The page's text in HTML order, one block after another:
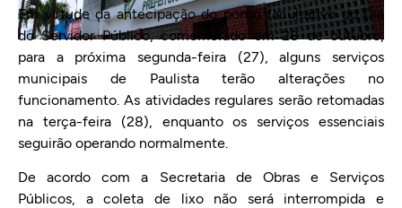
Em virtude da antecipação do ponto facultativo do Dia
do Servidor Público, comemorado em 28 de outubro,
para a próxima segunda-feira (27), alguns serviços
municipais de Paulista terão alterações no
funcionamento. As atividades regulares serão retomadas
na terça-feira (28), enquanto os serviços essenciais
seguirão operando normalmente.
De acordo com a Secretaria de Obras e Serviços
Públicos, a coleta de lixo não será interrompida e